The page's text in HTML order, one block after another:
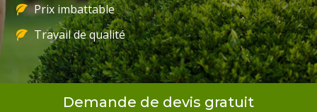
Prix imbattable
Travail de qualité
Demande de devis gratuit